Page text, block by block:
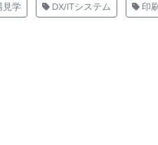
見学 DX/ITシステム 印